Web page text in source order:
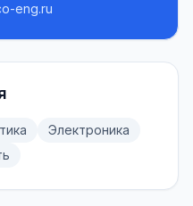
eng.ru
Электроника